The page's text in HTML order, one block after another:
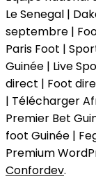
Le Senegal |
septembre |
Paris Foot |
Guinée | Live
direct | Foot
| Télécharger
Premier Bet
foot Guinée |
Premium
Confordev.